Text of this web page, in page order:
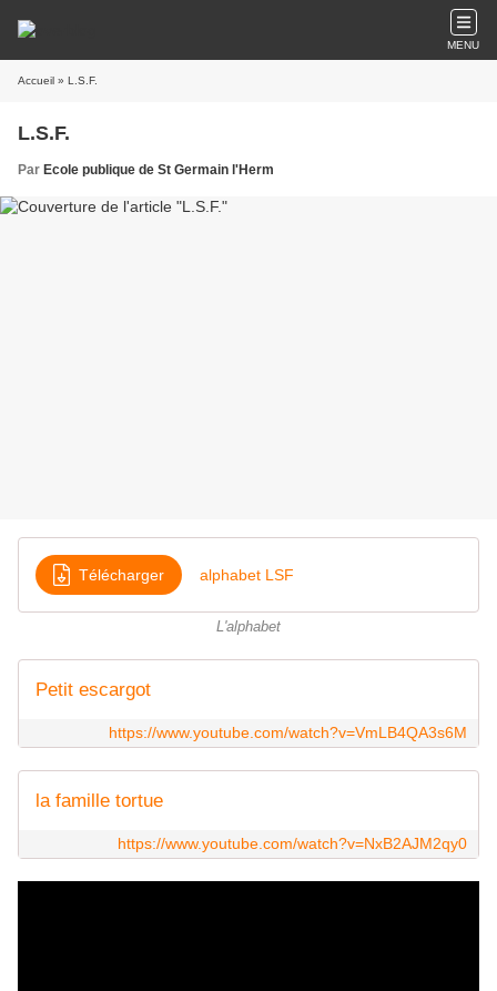
MENU
Accueil » L.S.F.
L.S.F.
Par Ecole publique de St Germain l'Herm
Télécharger alphabet LSF
L'alphabet
Petit escargot
https://www.youtube.com/watch?v=VmLB4QA3s6M
la famille tortue
https://www.youtube.com/watch?v=NxB2AJM2qy0